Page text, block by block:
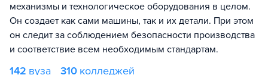
механизмы и технологическое оборудования в целом.
Он создает как сами машины, так и их детали. При этом
он следит за соблюдением безопасности производства
и соответствие всем необходимым стандартам.
142 вуза 310 колледжей